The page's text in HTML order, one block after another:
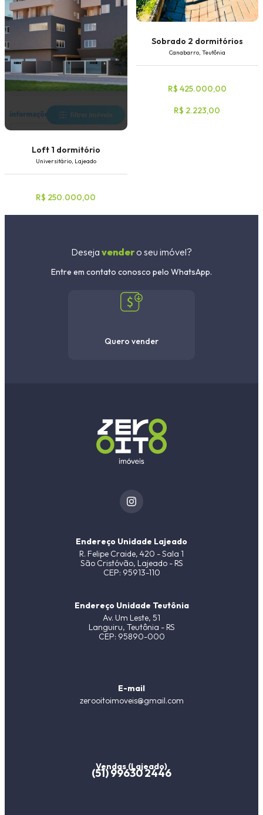
Loft 1 dormitório
Universitário, Lajeado
R$ 250.000,00
Sobrado 2 dormitórios
Canabarro, Teutônia
R$ 425.000,00
R$ 2.223,00
Deseja vendero seu imóvel?
Entre em contato conosco pelo WhatsApp.
Quero vender
Endereço Unidade Lajeado
R. Felipe Craide, 420 - Sala 1
São Cristóvão, Lajeado - RS
CEP: 95913-110
Endereço Unidade Teutônia
Av. Um Leste, 51
Languiru, Teutônia - RS
CEP: 95890-000
E-mail
zerooitoimoveis@gmail.com
Vendas (Lajeado)
(51) 99630 2446